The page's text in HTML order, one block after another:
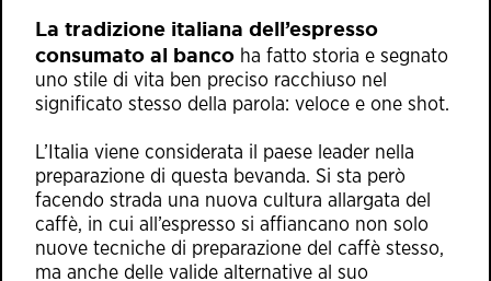
La tradizione italiana dell’espresso
consumato al banco ha fatto storia e segnato
uno stile di vita ben preciso racchiuso nel
significato stesso della parola: veloce e one shot.
L’Italia viene considerata il paese leader nella
preparazione di questa bevanda. Si sta però
facendo strada una nuova cultura allargata del
caffè, in cui all’espresso si affiancano non solo
nuove tecniche di preparazione del caffè stesso,
ma anche delle valide alternative al suo